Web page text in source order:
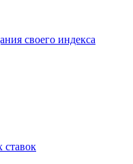
своего индекса
ставок